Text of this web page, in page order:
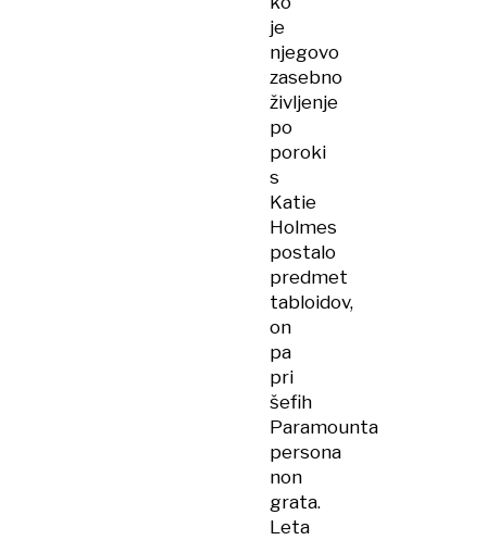
je
njegovo
zasebno
življenje
po
poroki
s
Katie
Holmes
postalo
predmet
tabloidov,
on
pa
pri
šefih
Paramounta
persona
non
grata.
Leta